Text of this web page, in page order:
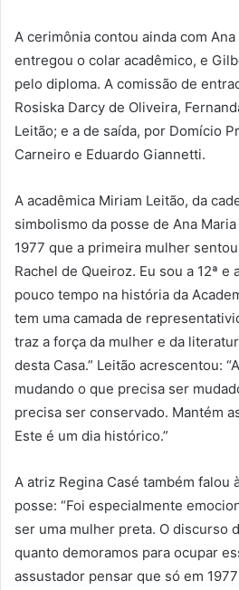
A cerimônia contou ainda com
entregou o colar acadêmico, e
pelo diploma. A comissão de
Rosiska Darcy de Oliveira,
Leitão; e a de saída, por Domício
Carneiro e Eduardo Giannetti.
A acadêmica Miriam Leitão, da
simbolismo da posse de Ana Maria
1977 que a primeira mulher
Rachel de Queiroz. Eu sou a 12ª e
pouco tempo na história da
tem uma camada de
traz a força da mulher e da
desta Casa.” Leitão acrescentou:
mudando o que precisa ser
precisa ser conservado. Mantém
Este é um dia histórico.”
A atriz Regina Casé também falou
posse: “Foi especialmente
ser uma mulher preta. O discurso
quanto demoramos para ocupar
assustador pensar que só em